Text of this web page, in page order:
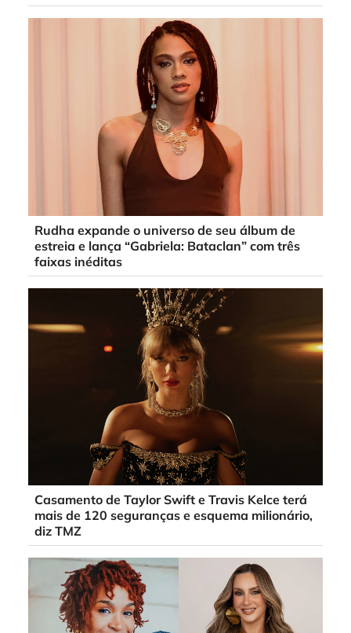
Rudha expande o universo de seu álbum de
estreia e lança “Gabriela: Bataclan” com três
faixas inéditas
Casamento de Taylor Swift e Travis Kelce terá
mais de 120 seguranças e esquema milionário,
diz TMZ